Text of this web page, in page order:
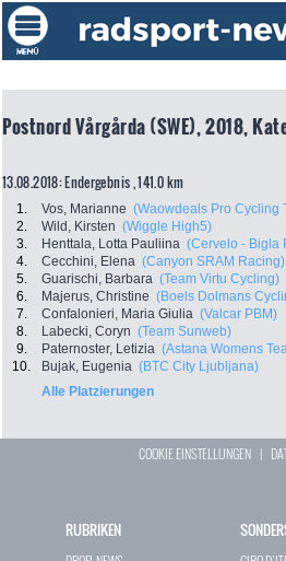
Postnord Vårgårda (SWE), 2018,
13.08.2018: Endergebnis , 141.0 km
1. Vos, Marianne (Waowdeals Pro Cycling
2.
Wild, Kirsten (Wiggle High5)
3.
Henttala, Lotta Pauliina (Cervelo - Bigla
4.
Cecchini, Elena (Canyon SRAM Racing)
5.
Guarischi, Barbara (Team Virtu Cycling)
6.
Majerus, Christine (Boels Dolmans
7.
Confalonieri, Maria Giulia (Valcar PBM)
8.
Labecki, Coryn (Team Sunweb)
9.
Paternoster, Letizia (Astana Womens
10.
Bujak, Eugenia (BTC City Ljubljana)
Alle Platzierungen
COOKIE EINSTELLUNGEN |
RUBRIKEN